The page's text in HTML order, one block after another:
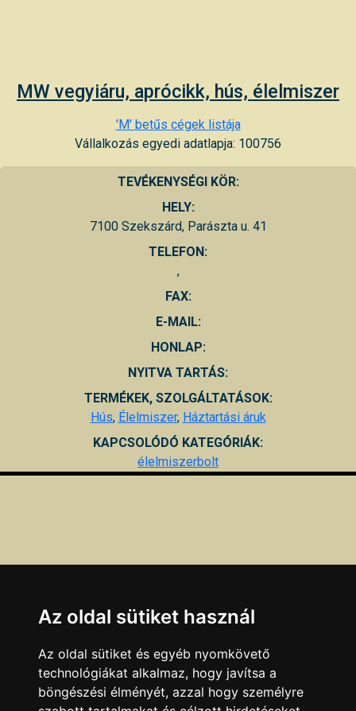
MW vegyiáru, aprócikk, hús, élelmiszer
'M' betűs cégek listája
Vállalkozás egyedi adatlapja: 100756
TEVÉKENYSÉGI KÖR:
HELY:
7100 Szekszárd, Parászta u. 41
TELEFON:
,
FAX:
E-MAIL:
HONLAP:
NYITVA TARTÁS:
TERMÉKEK, SZOLGÁLTATÁSOK:
Hús, Élelmiszer, Háztartási áruk
KAPCSOLÓDÓ KATEGÓRIÁK:
élelmiszerbolt
Az oldal sütiket használ
Az oldal sütiket és egyéb nyomkövető
technológiákat alkalmaz, hogy javítsa a
böngészési élményét, azzal hogy személyre